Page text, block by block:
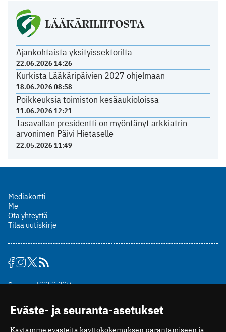
LÄÄKÄRILIITOSTA
Ajankohtaista yksityissektorilta
22.06.2026 14:26
Kurkista Lääkäripäivien 2027 ohjelmaan
18.06.2026 08:58
Poikkeuksia toimiston kesäaukioloissa
11.06.2026 12:21
Tasavallan presidentti on myöntänyt arkkiatrin
arvonimen Päivi Hietaselle
22.05.2026 11:49
Mediakortti
Me
Ota yhteyttä
Tilaa uutiskirje
Suomen Lääkäriliitto
00510 Helsinki
puh. (09) 393 091
Eväste- ja seuranta-asetukset
Käytämme evästeitä käyttökokemuksen parantamiseen ja